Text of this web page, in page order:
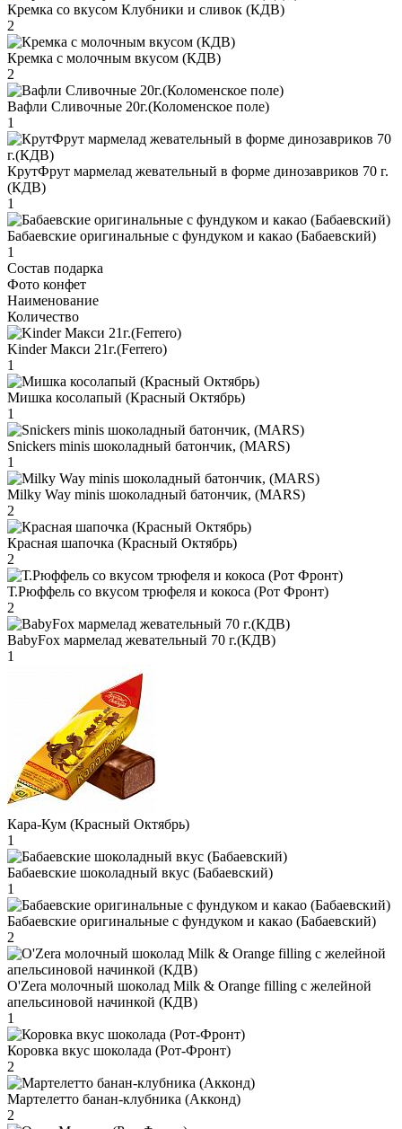
Кремка со вкусом Клубники и сливок (КДВ)
2
Кремка с молочным вкусом (КДВ)
2
Вафли Сливочные 20г.(Коломенское поле)
1
КрутФрут мармелад жевательный в форме динозавриков 70 г.
(КДВ)
1
Бабаевские оригинальные с фундуком и какао (Бабаевский)
1
Состав подарка
Фото конфет
Наименование
Количество
Kinder Макси 21г.(Ferrero)
1
Мишка косолапый (Красный Октябрь)
1
Snickers minis шоколадный батончик, (MARS)
1
Milky Way minis шоколадный батончик, (MARS)
2
Красная шапочка (Красный Октябрь)
2
Т.Рюффель со вкусом трюфеля и кокоса (Рот Фронт)
2
BabyFox мармелад жевательный 70 г.(КДВ)
1
Кара-Кум (Красный Октябрь)
1
Бабаевские шоколадный вкус (Бабаевский)
1
Бабаевские оригинальные с фундуком и какао (Бабаевский)
2
O'Zera молочный шоколад Milk & Orange filling с желейной
апельсиновой начинкой (КДВ)
1
Коровка вкус шоколада (Рот-Фронт)
2
Мартелетто банан-клубника (Акконд)
2